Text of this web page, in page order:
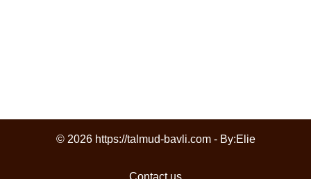
© 2026 https://talmud-bavli.com - By:Elie